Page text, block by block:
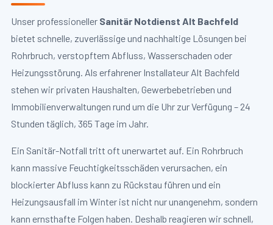
Unser professioneller Sanitär Notdienst Alt Bachfeld
bietet schnelle, zuverlässige und nachhaltige Lösungen bei
Rohrbruch, verstopftem Abfluss, Wasserschaden oder
Heizungsstörung. Als erfahrener Installateur Alt Bachfeld
stehen wir privaten Haushalten, Gewerbebetrieben und
Immobilienverwaltungen rund um die Uhr zur Verfügung – 24
Stunden täglich, 365 Tage im Jahr.
Ein Sanitär-Notfall tritt oft unerwartet auf. Ein Rohrbruch
kann massive Feuchtigkeitsschäden verursachen, ein
blockierter Abfluss kann zu Rückstau führen und ein
Heizungsausfall im Winter ist nicht nur unangenehm, sondern
kann ernsthafte Folgen haben. Deshalb reagieren wir schnell,